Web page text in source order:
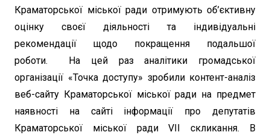
Краматорської міської ради отримують об’єктивну
оцінку своєї діяльності та індивідуальні
рекомендації щодо покращення подальшої
роботи. На цей раз аналітики громадської
організації «Точка доступу» зробили контент-аналіз
веб-сайту Краматорської міської ради на предмет
наявності на сайті інформації про депутатів
Краматорської міської ради VII скликання. В